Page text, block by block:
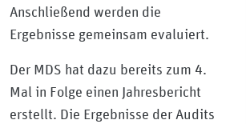
Anschließend werden die
Ergebnisse gemeinsam evaluiert.
Der MDS hat dazu bereits zum 4.
Mal in Folge einen Jahresbericht
erstellt. Die Ergebnisse der Audits